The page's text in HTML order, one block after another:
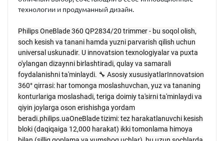
технологии и продуманный дизайн.
Philips OneBlade 360 QP2834/20 trimmer - bu soqol olish,
soch kesish va tanani hamda yuzni parvarish qilish uchun
universal uskunadir. U innovatsion texnologiyalar va puxta
o'ylangan dizaynni birlashtiradi, qulay va samarali
foydalanishni ta'minlaydi. 🔧 Asosiy xususiyatlarInnovatsion
360° qirrasi: har tomonga moslashuvchan, yuz va tananing
konturlariga moslashadi, teriga doimiy ta'sirni ta'minlaydi va
qiyin joylarga oson erishishga yordam
beradi.philips.uaOneBlade tizimi: tez harakatlanuvchi kesish
bloki (daqiqaiga 12,000 harakat) ikki tomonlama himoya